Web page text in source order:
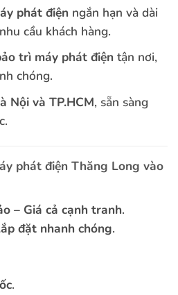
phát điện ngắn hạn và dài
cầu khách hàng.
trì máy phát điện tận nơi,
chóng.
Nội và TP.HCM, sẵn sàng
phát điện Thăng Long vào
– Giá cả cạnh tranh.
đặt nhanh chóng.
.